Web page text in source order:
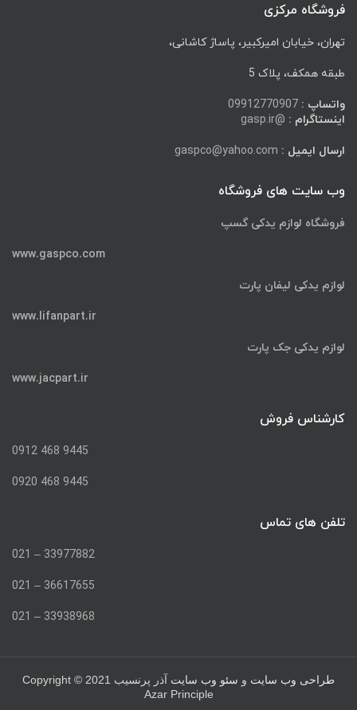
فروشگاه مرکزی
تهران، خیابان امیرکبیر، پاساژ کاشانی،
طبقه همکف، پلاک 5
واتساپ : 09912770907
اینستاگرام : @gasp.ir
ارسال ایمیل : gaspco@yahoo.com
وب سایت های فروشگاه
فروشگاه لوازم یدکی گسپ
www.gaspco.com
لوازم یدکی لیفان پارت
www.lifanpart.ir
لوازم یدکی جک پارت
www.jacpart.ir
کارشناس فروش
9445 468 0912
9445 468 0920
تلفن های تماس
33977882 – 021
36617655 – 021
33938968 – 021
طراحی وب سایت و سئو وب سایت آذر پرنسیب Copyright © 2021
Azar Principle